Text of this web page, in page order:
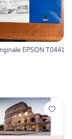
Cartuccia originale EPSON T0441